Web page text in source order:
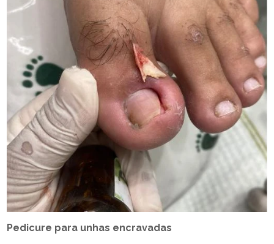
Pedicure para unhas encravadas